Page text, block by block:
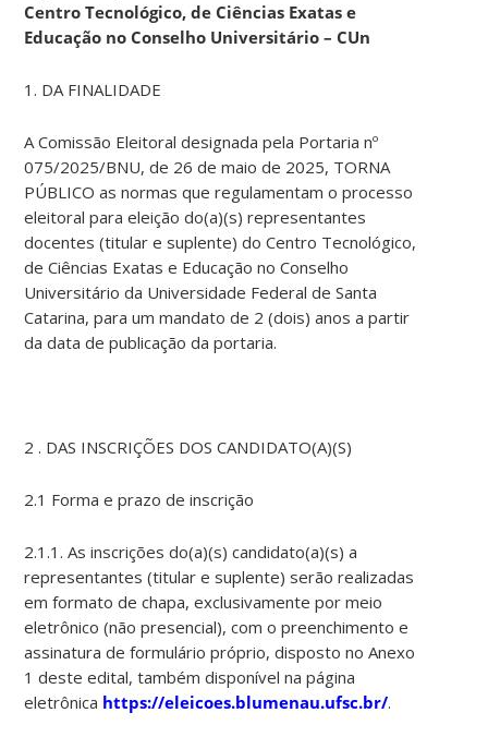
Centro Tecnológico, de Ciências Exatas e
Educação no Conselho Universitário – CUn
1. DA FINALIDADE
A Comissão Eleitoral designada pela Portaria nº
075/2025/BNU, de 26 de maio de 2025, TORNA
PÚBLICO as normas que regulamentam o processo
eleitoral para eleição do(a)(s) representantes
docentes (titular e suplente) do Centro Tecnológico,
de Ciências Exatas e Educação no Conselho
Universitário da Universidade Federal de Santa
Catarina, para um mandato de 2 (dois) anos a partir
da data de publicação da portaria.
2 . DAS INSCRIÇÕES DOS CANDIDATO(A)(S)
2.1 Forma e prazo de inscrição
2.1.1. As inscrições do(a)(s) candidato(a)(s) a
representantes (titular e suplente) serão realizadas
em formato de chapa, exclusivamente por meio
eletrônico (não presencial), com o preenchimento e
assinatura de formulário próprio, disposto no Anexo
1 deste edital, também disponível na página
eletrônica https://eleicoes.blumenau.ufsc.br/.